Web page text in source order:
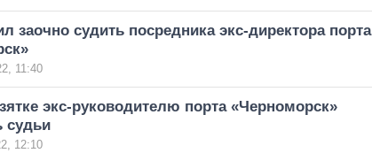
заочно судить посредника экс-директора порта
11:40
экс-руководителю порта «Черноморск»
судьи
12:10